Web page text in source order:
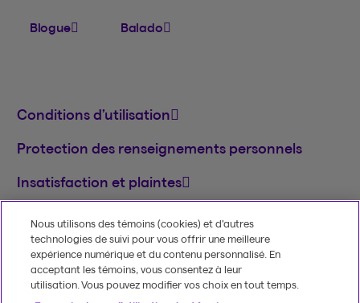
Blogue Balado
Conditions d’utilisation
Protection des renseignements personnels
Insatisfaction et plaintes
© 2020-2026, Beneva inc. MD Le nom et le logo
Beneva sont des marques de commerce de
Groupe Beneva inc. utilisées sous licence.
Nous utilisons des témoins (cookies) et d’autres
technologies de suivi pour vous offrir une meilleure
expérience numérique et du contenu personnalisé. En
acceptant les témoins, vous consentez à leur
utilisation. Vous pouvez modifier vos choix en tout temps.